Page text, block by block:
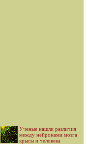
Ученые нашли различия
между нейронами мозга
крысы и человека